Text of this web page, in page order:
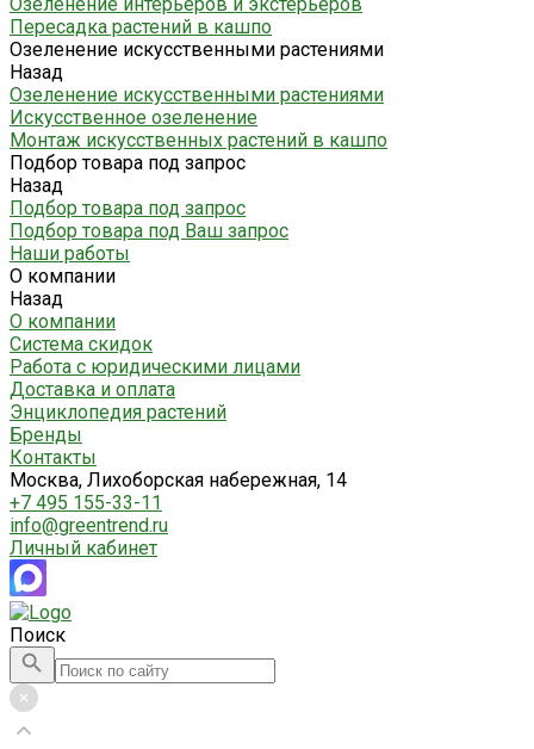
Пересадка растений в кашпо
Озеленение искусственными растениями
Назад
Озеленение искусственными растениями
Искусственное озеленение
Монтаж искусственных растений в кашпо
Подбор товара под запрос
Назад
Подбор товара под запрос
Подбор товара под Ваш запрос
Наши работы
О компании
Назад
О компании
Система скидок
Работа с юридическими лицами
Доставка и оплата
Энциклопедия растений
Бренды
Контакты
Москва, Лихоборская набережная, 14
+7 495 155-33-11
info@greentrend.ru
Личный кабинет
Поиск